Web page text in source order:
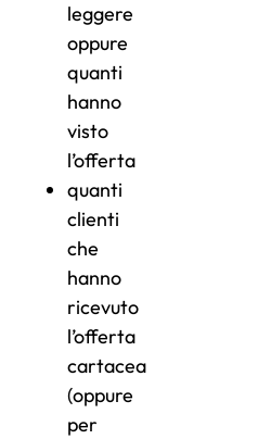
leggere
oppure
quanti
hanno
visto
l’offerta
quanti
clienti
che
hanno
ricevuto
l’offerta
cartacea
(oppure
per